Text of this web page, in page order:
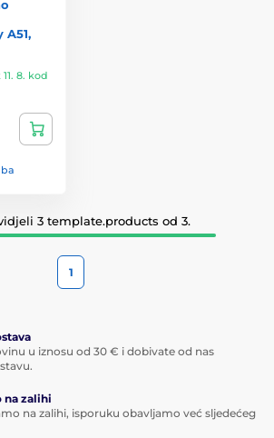
A51,
8. kod
3 template.products od 3.
1
u iznosu od 30 € i dobivate od nas
na zalihi
na zalihi, isporuku obavljamo već sljedećeg